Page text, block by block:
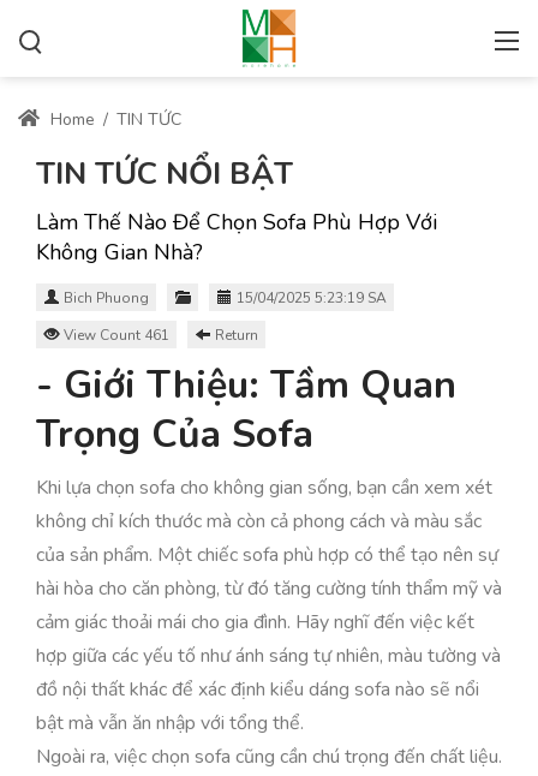
Home / TIN TỨC
TIN TỨC NỔI BẬT
Làm Thế Nào Để Chọn Sofa Phù Hợp Với
Không Gian Nhà?
Bich Phuong
15/04/2025 5:23:19 SA
View Count 461
Return
- Giới Thiệu: Tầm Quan
Trọng Của Sofa
Khi lựa chọn sofa cho không gian sống, bạn cần xem xét
không chỉ kích thước mà còn cả phong cách và màu sắc
của sản phẩm. Một chiếc sofa phù hợp có thể tạo nên sự
hài hòa cho căn phòng, từ đó tăng cường tính thẩm mỹ và
cảm giác thoải mái cho gia đình. Hãy nghĩ đến việc kết
hợp giữa các yếu tố như ánh sáng tự nhiên, màu tường và
đồ nội thất khác để xác định kiểu dáng sofa nào sẽ nổi
bật mà vẫn ăn nhập với tổng thể.
Ngoài ra, việc chọn sofa cũng cần chú trọng đến chất liệu.